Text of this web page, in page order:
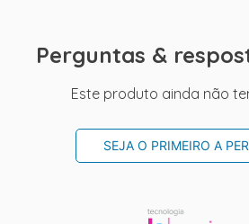
Perguntas &
Este produto ainda não
SEJA O PRIMEIRO A